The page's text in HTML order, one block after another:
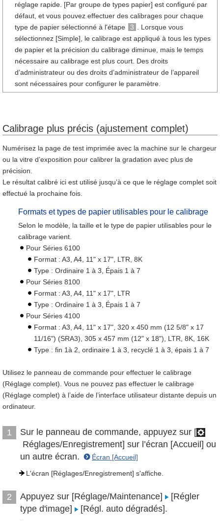
réglage rapide. [Par groupe de types papier] est configuré par
défaut, et vous pouvez effectuer des calibrages pour chaque
type de papier sélectionné à l'étape
3
. Lorsque vous
sélectionnez [Simple], le calibrage est appliqué à tous les types
de papier et la précision du calibrage diminue, mais le temps
nécessaire au calibrage est plus court. Des droits
d’administrateur ou des droits d’administrateur de l’appareil
sont nécessaires pour configurer le paramètre.
Calibrage plus précis (ajustement complet)
Numérisez la page de test imprimée avec la machine sur le chargeur
ou la vitre d’exposition pour calibrer la gradation avec plus de
précision.
Le résultat calibré ici est utilisé jusqu’à ce que le réglage complet soit
effectué la prochaine fois.
Formats et types de papier utilisables pour le calibrage
Selon le modèle, la taille et le type de papier utilisables pour le
calibrage varient.
Pour Séries 6100
Format : A3, A4, 11" x 17", LTR, 8K
Type : Ordinaire 1 à 3, Épais 1 à 7
Pour Séries 8100
Format : A3, A4, 11" x 17", LTR
Type : Ordinaire 1 à 3, Épais 1 à 7
Pour Séries 4100
Format : A3, A4, 11" x 17", 320 x 450 mm (12 5/8" x 17
11/16") (SRA3), 305 x 457 mm (12" x 18"), LTR, 8K, 16K
Type : fin 1à 2, ordinaire 1 à 3, recyclé 1 à 3, épais 1 à 7
Utilisez le panneau de commande pour effectuer le calibrage
(Réglage complet). Vous ne pouvez pas effectuer le calibrage
(Réglage complet) à l’aide de l’interface utilisateur distante depuis un
ordinateur.
1
Sur le panneau de commande, appuyez sur [
Réglages/Enregistrement] sur l’écran [Accueil] ou
un autre écran.
Écran [Accueil]
L'écran [Réglages/Enregistrement] s'affiche.
2 Appuyez sur [Réglage/Maintenance]
[Régler
type d'image]
[Régl. auto dégradés].